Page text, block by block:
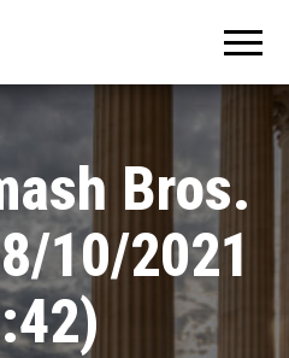
Bros.
10/2021